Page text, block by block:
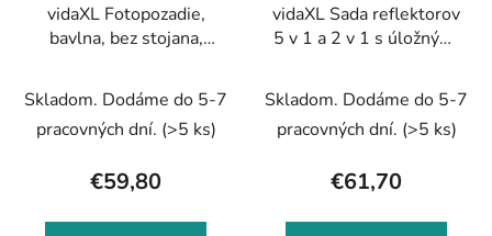
vidaXL Fotopozadie,
bavlna, bez stojana,
Skladom. Dodáme do 5-7
pracovných dní. (>5 ks)
€59,80
vidaXL Sada reflektorov
5 v 1 a 2 v 1 s úložnými
Skladom. Dodáme do 5-7
pracovných dní. (>5 ks)
€61,70